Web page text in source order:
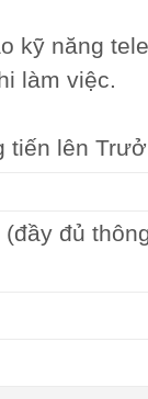
kỹ năng
làm việc.
tiến lên
đủ